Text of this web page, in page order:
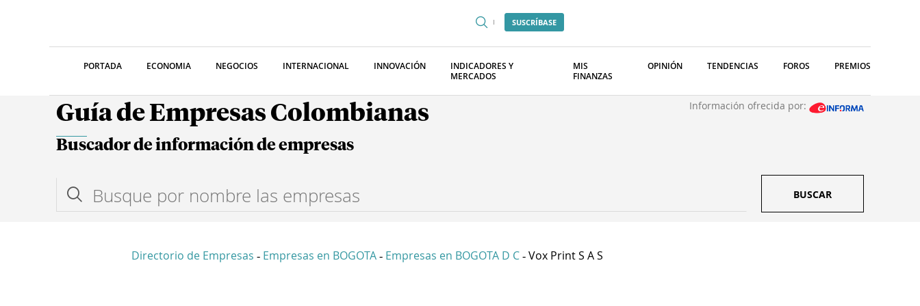
SUSCRÍBASE
PORTADA ECONOMIA NEGOCIOS INTERNACIONAL INNOVACIÓN
INDICADORES Y
MERCADOS
MIS
FINANZAS
OPINIÓN TENDENCIAS FOROS PREMIOS
Guía de Empresas Colombianas Información ofrecida por:
Buscador de información de empresas
BUSCAR
Directorio de Empresas - Empresas en BOGOTA - Empresas en BOGOTA D C - Vox Print S A S